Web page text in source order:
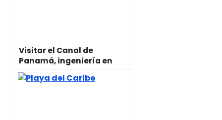
Visitar el Canal de
Panamá, ingeniería en
estado puro